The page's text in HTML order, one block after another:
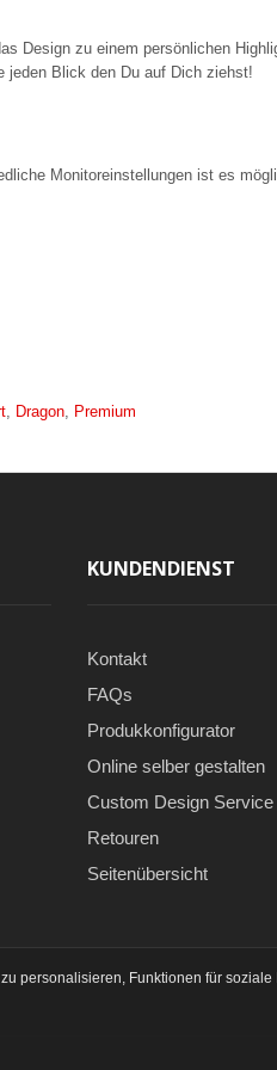
Design zu einem persönlichen
jeden Blick den Du auf Dich ziehst!
Monitoreinstellungen ist es
, Dragon, Premium
KUNDENDIENST
Kontakt
FAQs
Produkkonfigurator
Online selber gestalten
Custom Design Service
Retouren
Seitenübersicht
personalisieren, Funktionen für